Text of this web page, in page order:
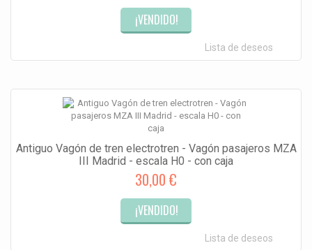
¡VENDIDO!
Lista de deseos
Antiguo Vagón de tren electrotren - Vagón pasajeros MZA
III Madrid - escala H0 - con caja
30,00 €
¡VENDIDO!
Lista de deseos